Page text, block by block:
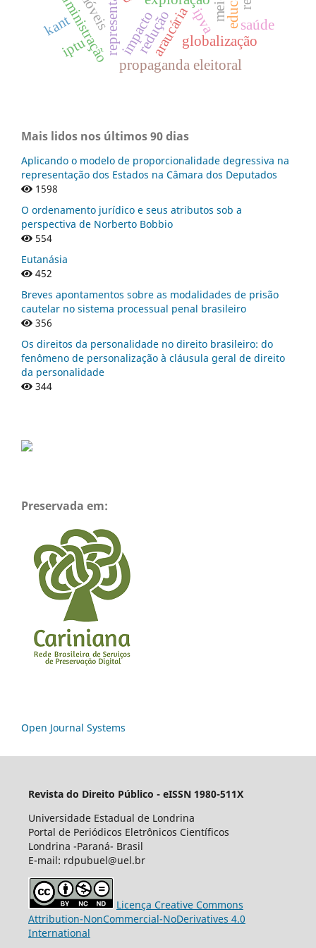
araucáriaglobalização
ipva
redução
impacto
administração propaganda eleitoral
saúde
kant
iptu
Mais lidos nos últimos 90 dias
Aplicando o modelo de proporcionalidade degressiva na
representação dos Estados na Câmara dos Deputados
1598
O ordenamento jurídico e seus atributos sob a
perspectiva de Norberto Bobbio
554
Eutanásia
452
Breves apontamentos sobre as modalidades de prisão
cautelar no sistema processual penal brasileiro
356
Os direitos da personalidade no direito brasileiro: do
fenômeno de personalização à cláusula geral de direito
da personalidade
344
Preservada em:
Open Journal Systems
Revista do Direito Público - eISSN 1980-511X
Universidade Estadual de Londrina
Portal de Periódicos Eletrônicos Científicos
Londrina -Paraná- Brasil
E-mail: rdpubuel@uel.br
Licença Creative Commons
Attribution-NonCommercial-NoDerivatives 4.0
International